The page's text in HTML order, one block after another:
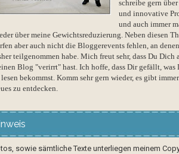
schreibe gern über
und innovative
und auch immer
über meine Gewichtsreduzierung. Neben diesen
aber auch nicht die Bloggerevents fehlen, an
teilgenommen habe. Mich freut sehr, dass Du Dich
Blog "verirrt" hast. Ich hoffe, dass Dir gefällt, was
bekommst. Komm sehr gern wieder, es gibt
zu entdecken.
sowie sämtliche Texte unterliegen meinem